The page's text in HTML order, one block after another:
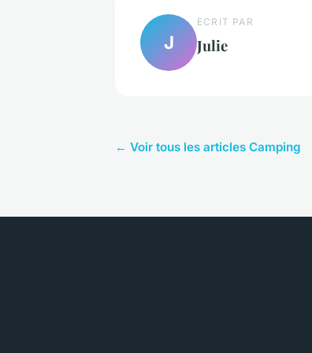
J
ECRIT PAR
Julie
← Voir tous les articles Camping